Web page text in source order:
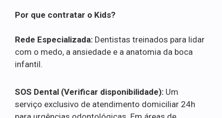
Por que contratar o Kids?
Rede Especializada: Dentistas treinados para lidar
com o medo, a ansiedade e a anatomia da boca
infantil.
SOS Dental (Verificar disponibilidade): Um
serviço exclusivo de atendimento domiciliar 24h